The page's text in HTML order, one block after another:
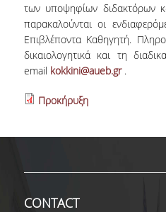
των υποψηφίων διδακτόρων
παρακαλούνται οι
Επιβλέποντα Καθηγητή.
δικαιολογητικά και τη
email kokkini@aueb.gr.
Προκήρυξη
CONTACT